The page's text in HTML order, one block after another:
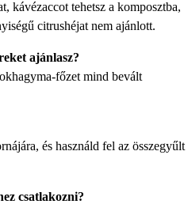
kávézaccot tehetsz a komposztba,
citrushéjat nem ajánlott.
ajánlasz?
főzet mind bevált
és használd fel az összegyűlt
csatlakozni?